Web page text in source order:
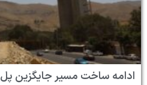
ادامه ساخت مسیر جایگزین پل b۱